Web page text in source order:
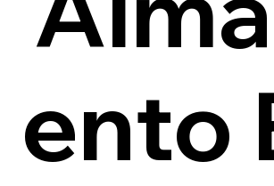
ento